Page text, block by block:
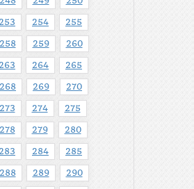
253 254 255
258 259 260
263 264 265
268 269 270
273 274 275
278 279 280
283 284 285
288 289 290